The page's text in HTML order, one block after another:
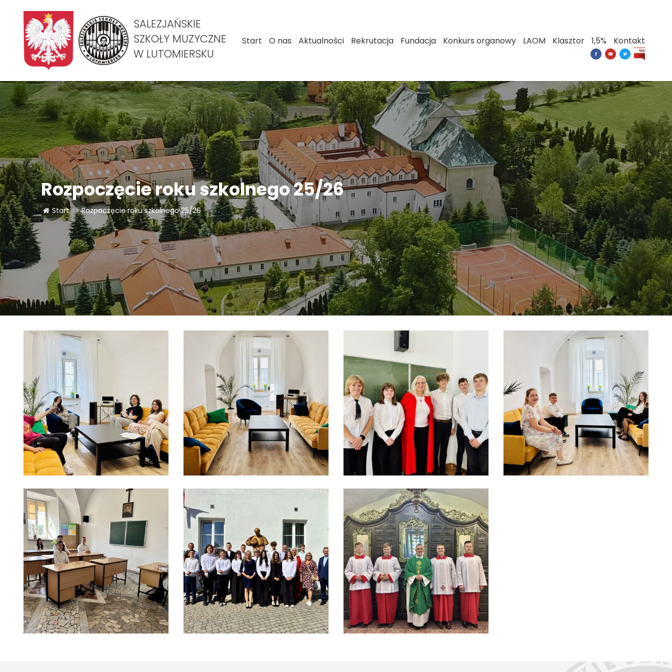
SALEZJAŃSKIE
SZKOŁY MUZYCZNE
W LUTOMIERSKU
Start O nas Aktualności Rekrutacja Fundacja Konkurs organowy LAOM Klasztor 1,5% Kontakt
Rozpoczęcie roku szkolnego 25/26
Start >> Rozpoczęcie roku szkolnego 25/26